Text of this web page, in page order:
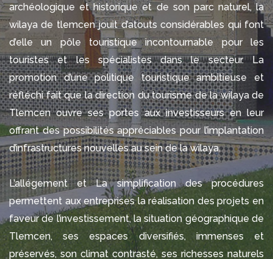
archéologique et historique et de son parc naturel, la
wilaya de tlemcen jouit d’atouts considérables qui font
d’elle un pôle touristique incontournable pour les
touristes et les spécialistes dans le secteur. La
promotion d’une politique touristique ambitieuse et
réfléchi fait que la direction du tourisme de la wilaya de
Tlemcen ouvre ses portes aux investisseurs en leur
offrant des possibilités appréciables pour l’implantation
d’infrastructures nouvelles au sein de la wilaya.
L’allégement et La simplification des procédures
permettent aux entreprises la réalisation des projets en
faveur de l’investissement, la situation géographique de
Tlemcen, ses espaces diversifiés, immenses et
préservés, son climat contrasté, ses richesses naturels